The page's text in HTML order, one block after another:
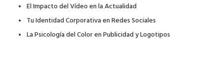
El Impacto del Vídeo en la Actualidad
Tu Identidad Corporativa en Redes Sociales
La Psicología del Color en Publicidad y Logotipos